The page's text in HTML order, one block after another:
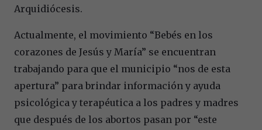
Arquidiócesis.
Actualmente, el movimiento “Bebés en los
corazones de Jesús y María” se encuentran
trabajando para que el municipio “nos de esta
apertura” para brindar información y ayuda
psicológica y terapéutica a los padres y madres
que después de los abortos pasan por “este